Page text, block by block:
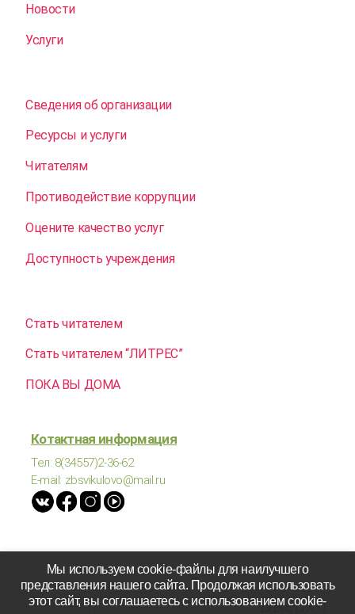
Новости
Услуги
Сведения об организации
Ресурсы и услуги
Читателям
Противодействие коррупции
Оцените качество услуг
Доступность учреждения
Стать читателем
Стать читателем “ЛИТРЕС”
ПОКА ВЫ ДОМА
Котактная информация
Тел: 8(34557)2-36-62
E-mail: zbsvikulovo@mail.ru
МАУК "ЦКД Викуловского района" Вверх↑
Мы используем cookie-файлы для наилучшего
представления нашего сайта. Продолжая использовать
этот сайт, вы соглашаетесь с использованием cookie-